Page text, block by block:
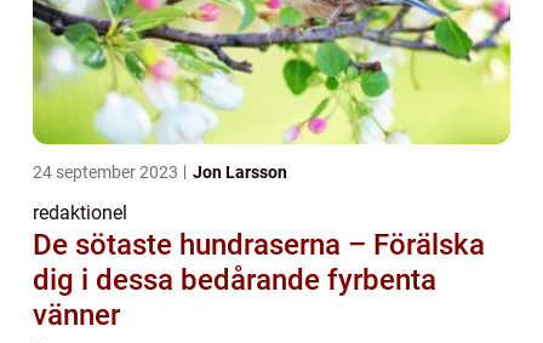
24 september 2023 Jon Larsson
redaktionel
De sötaste hundraserna – Förälska
dig i dessa bedårande fyrbenta
vänner